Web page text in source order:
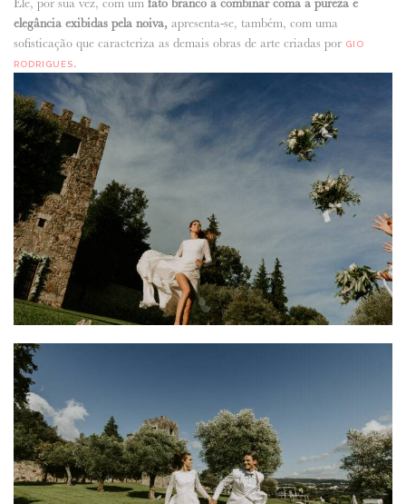
elegância exibidas pela noiva, apresenta-se, também, com uma
sofisticação que caracteriza as demais obras de arte criadas por GIO
RODRIGUES.